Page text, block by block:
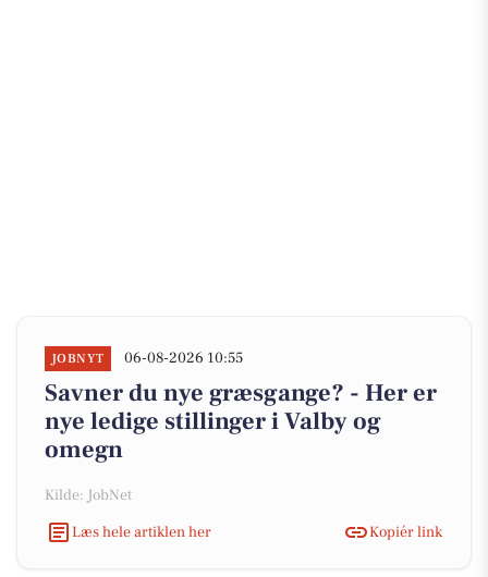
JOBNYT 06-08-2026 10:55
Savner du nye græsgange? - Her er
nye ledige stillinger i Valby og
omegn
Kilde: JobNet
Læs hele artiklen her
Kopiér link